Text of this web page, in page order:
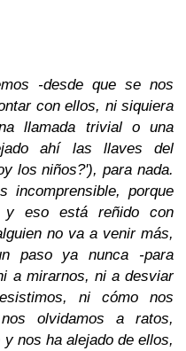
-desde que se nos
con ellos, ni siquiera
llamada trivial o una
ahí las llaves del
los niños?'), para nada.
incomprensible, porque
y eso está reñido con
no va a venir más,
paso ya nunca -para
a mirarnos, ni a desviar
ni cómo nos
olvidamos a ratos,
nos ha alejado de ellos,